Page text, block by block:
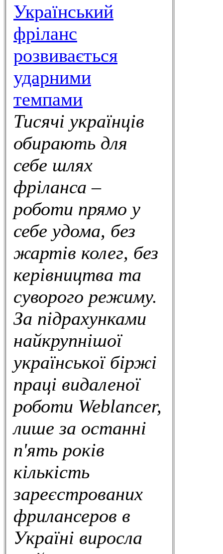
Український
фріланс
розвивається
ударними
темпами
Тисячі українців
обирають для
себе шлях
фріланса –
роботи прямо у
себе удома, без
жартів колег, без
керівництва та
суворого режиму.
За підрахунками
найкрупнішої
української біржі
праці видаленої
роботи Weblancer,
лише за останні
п'ять років
кількість
зареєстрованих
фрилансеров в
Україні виросла